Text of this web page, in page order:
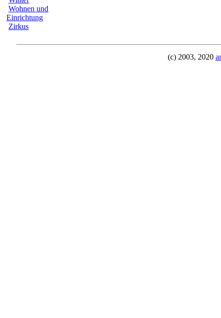
Wohnen und
Einrichtung
Zirkus
(c) 2003, 2020